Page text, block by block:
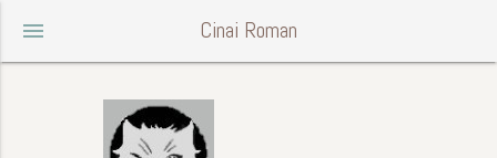
menu Cinai Roman